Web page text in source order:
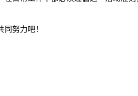
努力吧！